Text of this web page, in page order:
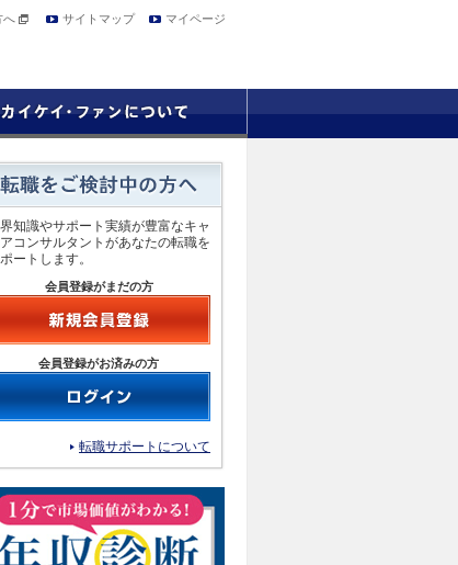
へ サイトマップ マイページ
知識やサポート実績が豊富なキャ
コンサルタントがあなたの転職を
ートします。
会員登録がまだの方
会員登録がお済みの方
転職サポートについて